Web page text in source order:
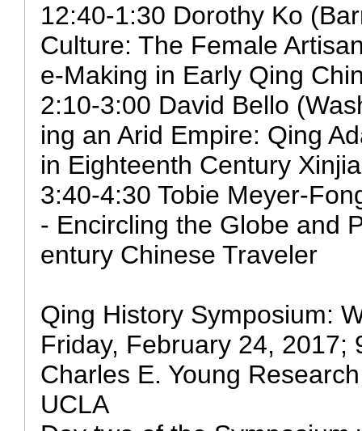
12:40-1:30 Dorothy Ko
Culture: The Female
e-Making in Early Qing
2:10-3:00 David Bello
ing an Arid Empire: Qing
in Eighteenth Century
3:40-4:30 Tobie Meyer-
- Encircling the Globe and
entury Chinese Traveler
Qing History Symposium:
Friday, February 24, 2017;
Charles E. Young
UCLA